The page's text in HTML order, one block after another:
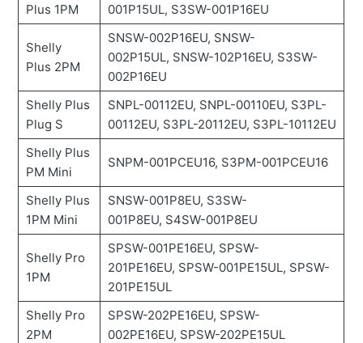
Plus 1PM
001P15UL, S3SW-001P16EU
Shelly
Plus 2PM
SNSW-002P16EU, SNSW-
002P15UL, SNSW-102P16EU, S3SW-
002P16EU
Shelly Plus
Plug S
SNPL-00112EU, SNPL-00110EU, S3PL-
00112EU, S3PL-20112EU, S3PL-10112EU
Shelly Plus
PM Mini
SNPM-001PCEU16, S3PM-001PCEU16
Shelly Plus
1PM Mini
SNSW-001P8EU, S3SW-
001P8EU, S4SW-001P8EU
Shelly Pro
1PM
SPSW-001PE16EU, SPSW-
201PE16EU, SPSW-001PE15UL, SPSW-
201PE15UL
Shelly Pro
2PM
SPSW-202PE16EU, SPSW-
002PE16EU, SPSW-202PE15UL